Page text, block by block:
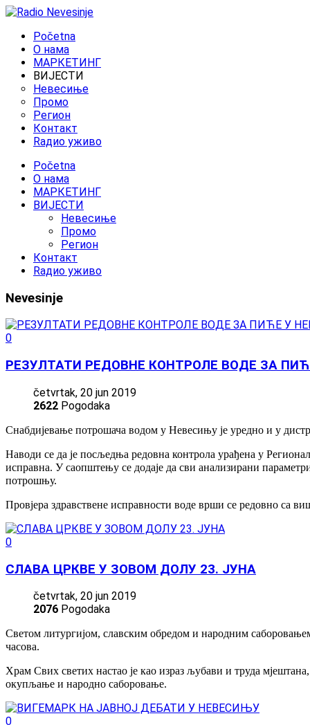
Početna
O нама
МАРКЕТИНГ
ВИЈЕСТИ
Невесиње
Промо
Регион
Контакт
Rадио уживо
Početna
O нама
МАРКЕТИНГ
ВИЈЕСТИ
Невесиње
Промо
Регион
Контакт
Rадио уживо
Nevesinje
0
РЕЗУЛТАТИ РЕДОВНЕ КОНТРОЛЕ ВОДЕ ЗА
četvrtak, 20 jun 2019
2622 Pogodaka
Снабдијевање потрошача водом у Невесињу је уредно и у
Наводи се да је посљедња редовна контрола урађена у
исправна. У саопштењу се додаје да сви анализирани
потрошњу.
Провјера здравствене исправности воде врши се редовно са
0
СЛАВА ЦРКВЕ У ЗОВОМ ДОЛУ 23. ЈУНА
četvrtak, 20 jun 2019
2076 Pogodaka
Светом литургијом, славским обредом и народним
часова.
Храм Свих светих настао је као израз љубави и труда
окупљање и народно саборовање.
0